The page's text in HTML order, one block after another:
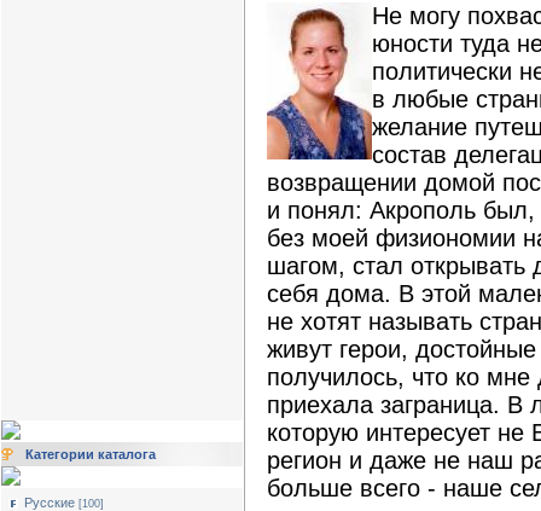
Категории каталога
Русские [100]
Не могу
юности туда
политически
в любые
желание
состав
возвращении домой
и понял: Акрополь был,
без моей физиономии
шагом, стал открывать
себя дома. В этой
не хотят называть
живут герои,
получилось, что ко
приехала заграница. В
которую интересует
регион и даже не наш
больше всего - наше